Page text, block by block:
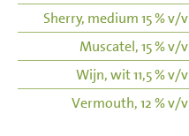
Sherry, medium 15 % v/v
Muscatel, 15 % v/v
Wijn, wit 11,5 % v/v
Vermouth, 12 % v/v